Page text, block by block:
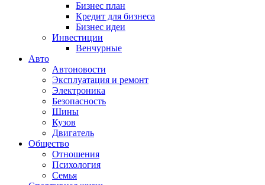
Бизнес план
Кредит для бизнеса
Бизнес идеи
Инвестиции
Венчурные
Авто
Автоновости
Эксплуатация и ремонт
Электроника
Безопасность
Шины
Кузов
Двигатель
Общество
Отношения
Психология
Семья